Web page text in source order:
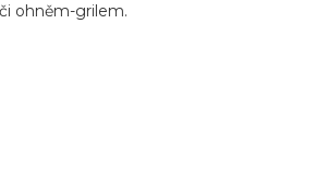
ohněm-grilem.